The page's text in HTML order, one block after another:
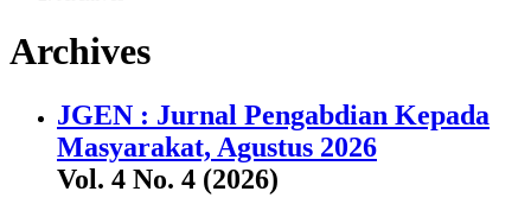
Archives
JGEN : Jurnal Pengabdian Kepada
Masyarakat, Agustus 2026
Vol. 4 No. 4 (2026)